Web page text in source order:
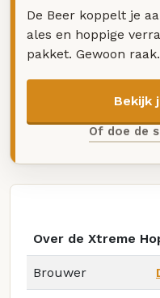
De Beer koppelt je
ales en hoppige
pakket. Gewoon raak.
Bekijk
Of doe de
Over de Xtreme
Brouwer